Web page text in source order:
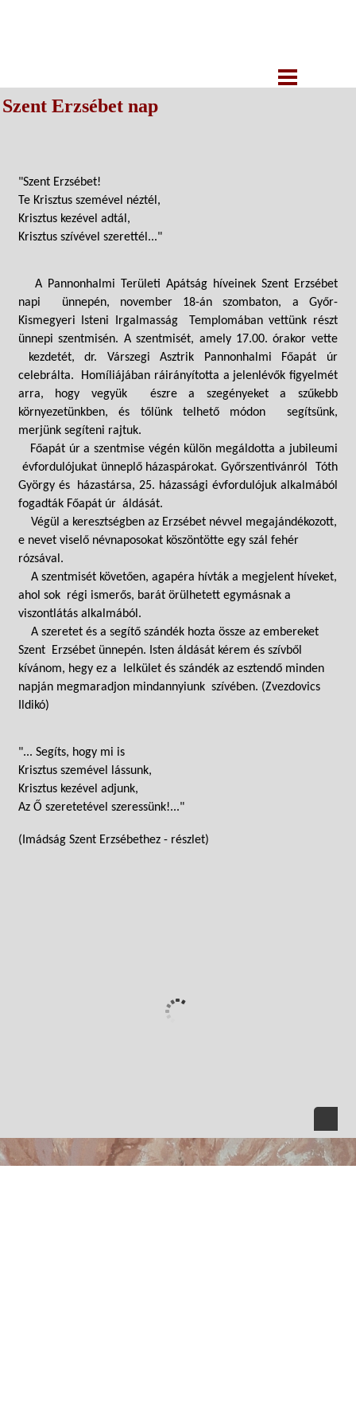
Szent Erzsébet nap
"Szent Erzsébet!
Te Krisztus szemével néztél,
Krisztus kezével adtál,
Krisztus szívével szerettél..."
A Pannonhalmi Területi Apátság híveinek Szent Erzsébet
napi ünnepén, november 18-án szombaton, a Győr-
Kismegyeri Isteni Irgalmasság Templomában vettünk részt
ünnepi szentmisén. A szentmisét, amely 17.00. órakor vette
kezdetét, dr. Várszegi Asztrik Pannonhalmi Főapát úr
celebrálta. Homíliájában ráirányította a jelenlévők figyelmét
arra, hogy vegyük észre a szegényeket a szűkebb
környezetünkben, és tőlünk telhető módon segítsünk,
merjünk segíteni rajtuk.
Főapát úr a szentmise végén külön megáldotta a jubileumi
évfordulójukat ünneplő házaspárokat. Győrszentivánról Tóth
György és házastársa, 25. házassági évfordulójuk alkalmából
fogadták Főapát úr áldását.
Végül a keresztségben az Erzsébet névvel megajándékozott,
e nevet viselő névnaposokat köszöntötte egy szál fehér
rózsával.
A szentmisét követően, agapéra hívták a megjelent híveket,
ahol sok régi ismerős, barát örülhetett egymásnak a
viszontlátás alkalmából.
A szeretet és a segítő szándék hozta össze az embereket
Szent Erzsébet ünnepén. Isten áldását kérem és szívből
kívánom, hegy ez a lelkület és szándék az esztendő minden
napján megmaradjon mindannyiunk szívében. (Zvezdovics
Ildikó)
"... Segíts, hogy mi is
Krisztus szemével lássunk,
Krisztus kezével adjunk,
Az Ő szeretetével szeressünk!..."
(Imádság Szent Erzsébethez - részlet)